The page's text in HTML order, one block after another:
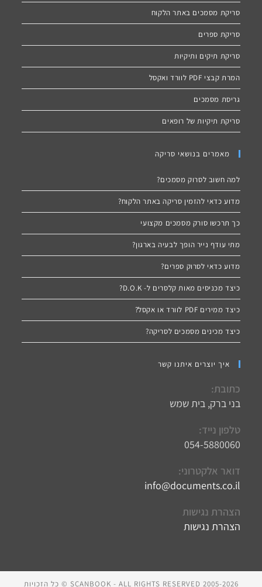
סריקת מסמכים באתר הלקוח
סריקת ספרים
סריקת תיקים ותיקיות
המרת קבצי PDF לוורד ואקסל
גריסת מסמכים
סריקת תיקיות של רופאים
מאמרים בנושאי סריקה
למה חשוב לסרוק מסמכים?
מדוע כדאי להזמין סריקה באתר הלקוח?
כך תרכשו סורק מסמכים מקצועי
מתי עודף נייר הופך לבעיה בארגון?
מדוע כדאי לסרוק ספרים?
כיצד מכניסים מאות קלסרים ל- D.O.K?
כיצד ממירים PDF לוורד או אקסל?
כיצד מכינים מסמכים לסריקה?
איך יוצרים איתנו קשר
כתובת:
בני ברק, בית שמש
טלפון נייד:
054-5880060
דואר אלקטרוני:
info@documents.co.il
הצהרת נגישות
הצהרת נגישות
SCANBOOK - ALL RIGHTS RESERVED 2005-2026 © כל הזכויות